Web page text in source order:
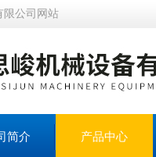
限公司网站
简介 产品中心